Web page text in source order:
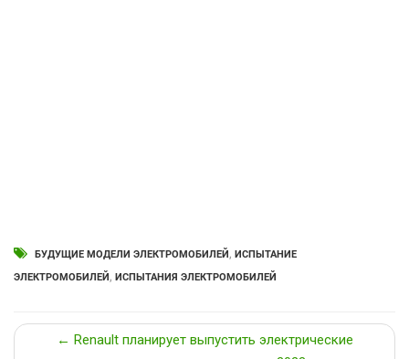
БУДУЩИЕ МОДЕЛИ ЭЛЕКТРОМОБИЛЕЙ, ИСПЫТАНИЕ
ЭЛЕКТРОМОБИЛЕЙ, ИСПЫТАНИЯ ЭЛЕКТРОМОБИЛЕЙ
← Renault планирует выпустить электрические